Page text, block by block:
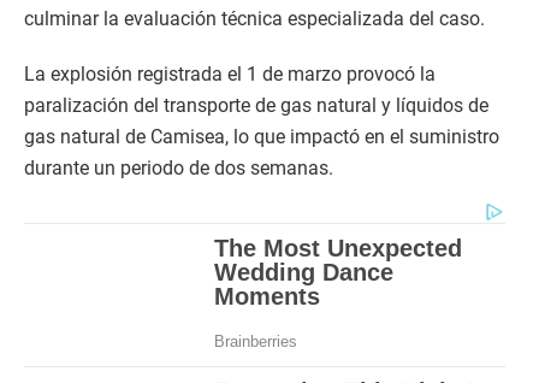
culminar la evaluación técnica especializada del caso.
La explosión registrada el 1 de marzo provocó la
paralización del transporte de gas natural y líquidos de
gas natural de Camisea, lo que impactó en el suministro
durante un periodo de dos semanas.